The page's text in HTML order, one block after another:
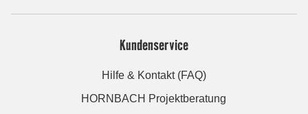
Kundenservice
Hilfe & Kontakt (FAQ)
HORNBACH Projektberatung